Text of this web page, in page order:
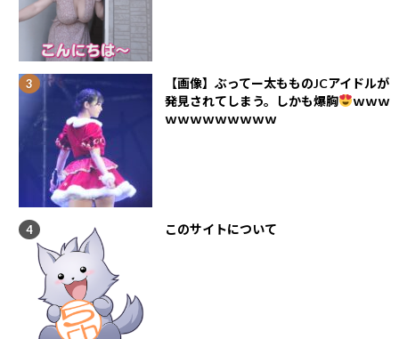
【画像】ぶってー太もものJCアイドルが
発見されてしまう。しかも爆胸
ｗｗｗ
ｗｗｗｗｗｗｗｗｗ
このサイトについて